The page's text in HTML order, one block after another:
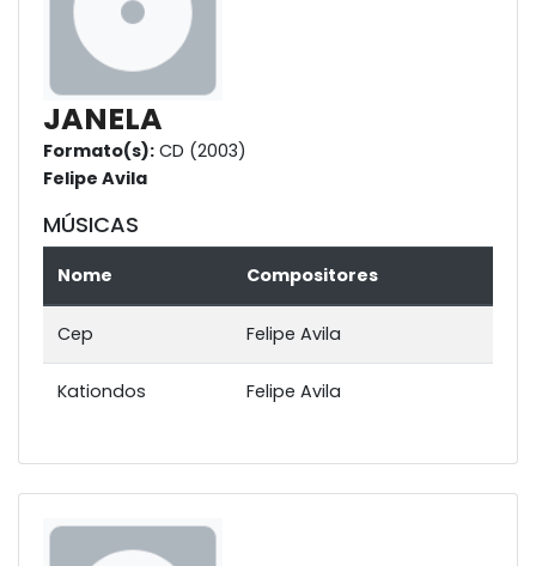
JANELA
Formato(s): CD (2003)
Felipe Avila
MÚSICAS
Nome Compositores
Cep Felipe Avila
Kationdos Felipe Avila